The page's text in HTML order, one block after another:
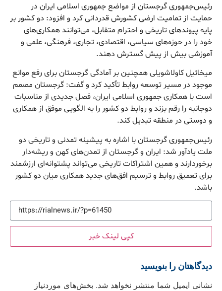
رئیس‌جمهوری گرجستان از مواضع جمهوری اسلامی ایران در
حمایت از تمامیت ارضی کشورش قدردانی کرد و افزود: دو کشور بر
پایه پیوندهای تاریخی و احترام متقابل، می‌توانند همکاری‌های
خود را در حوزه‌های سیاسی، اقتصادی، تجاری، فرهنگی، علمی و
آموزشی بیش از پیش گسترش دهند.
میخائیل کاولاشویلی همچنین بر آمادگی گرجستان برای رفع موانع
موجود در مسیر توسعه روابط تأکید کرد و گفت: گرجستان مصمم
است با همکاری جمهوری اسلامی ایران، فصل جدیدی از مناسبات
دوجانبه را رقم بزند و روابط دو کشور را به الگویی موفق از همکاری
و دوستی در منطقه تبدیل کند.
رئیس‌جمهوری گرجستان با اشاره به پیشینه تمدنی و تاریخی دو
ملت یادآور شد: ایران و گرجستان از تمدن‌های کهن و ریشه‌دار
برخوردارند و همین اشتراکات تاریخی می‌تواند پشتوانه‌ای ارزشمند
برای تعمیق روابط و ترسیم افق‌های جدید همکاری میان دو کشور
باشد.
کپی لینک خبر
دیدگاهتان را بنویسید
نشانی ایمیل شما منتشر نخواهد شد. بخش‌های موردنیاز